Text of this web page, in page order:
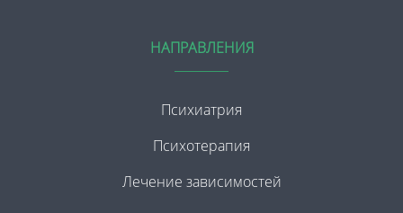
НАПРАВЛЕНИЯ
Психиатрия
Психотерапия
Лечение зависимостей